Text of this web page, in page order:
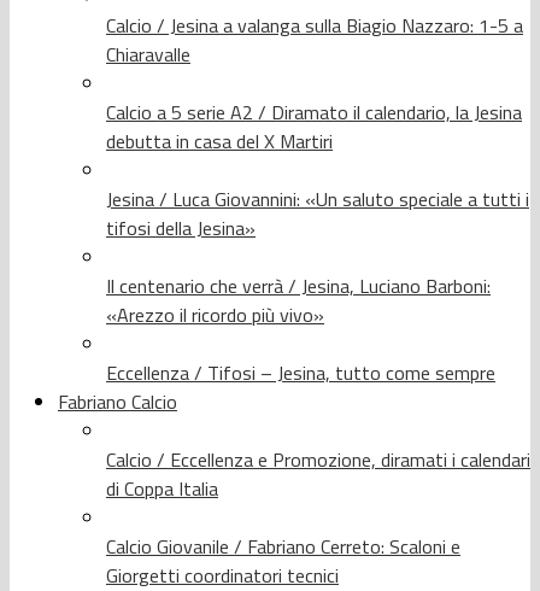
Calcio / Jesina a valanga sulla Biagio Nazzaro: 1-5 a
Chiaravalle
Calcio a 5 serie A2 / Diramato il calendario, la Jesina
debutta in casa del X Martiri
Jesina / Luca Giovannini: «Un saluto speciale a tutti i
tifosi della Jesina»
Il centenario che verrà / Jesina, Luciano Barboni:
«Arezzo il ricordo più vivo»
Eccellenza / Tifosi – Jesina, tutto come sempre
Fabriano Calcio
Calcio / Eccellenza e Promozione, diramati i calendari
di Coppa Italia
Calcio Giovanile / Fabriano Cerreto: Scaloni e
Giorgetti coordinatori tecnici